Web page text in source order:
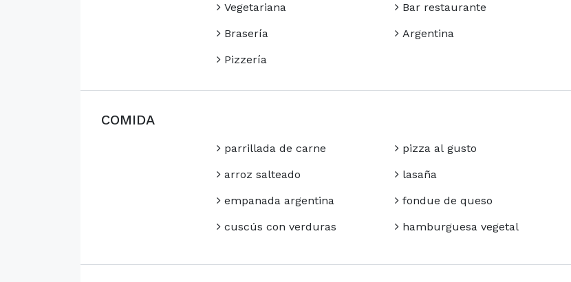
Vegetariana
Brasería
Pizzería
Bar restaurante
Argentina
COMIDA
parrillada de carne
arroz salteado
empanada argentina
cuscús con verduras
pizza al gusto
lasaña
fondue de queso
hamburguesa vegetal